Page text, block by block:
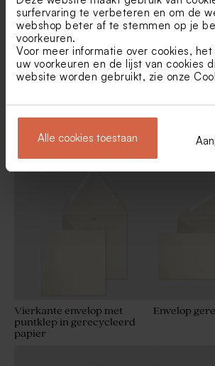
surfervaring te verbeteren en om de
webshop beter af te stemmen op je
voorkeuren.
Voor meer informatie over cookies, het
uw voorkeuren en de lijst van cookies
website worden gebruikt, zie onze
Alle cookies toestaan
Sluitzegel met kerstboom
(3,7 cm)
Sluitzegel
en sterren
Crèmekleurige enveloppe
Grote
in
Vierkante envelop met
puntklep in gerecycleerd
papier
Envelop